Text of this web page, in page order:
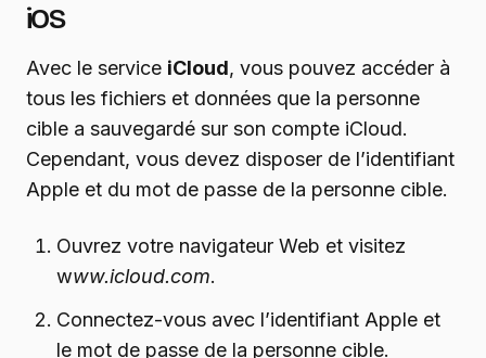
iOS
Avec le service iCloud, vous pouvez accéder à
tous les fichiers et données que la personne
cible a sauvegardé sur son compte iCloud.
Cependant, vous devez disposer de l’identifiant
Apple et du mot de passe de la personne cible.
Ouvrez votre navigateur Web et visitez
www.icloud.com.
Connectez-vous avec l’identifiant Apple et
le mot de passe de la personne cible.